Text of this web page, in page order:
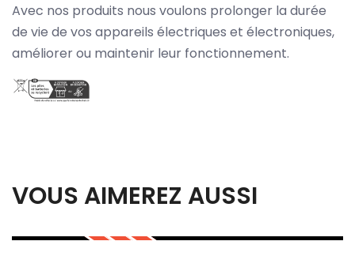
Avec nos produits nous voulons prolonger la durée
de vie de vos appareils électriques et électroniques,
améliorer ou maintenir leur fonctionnement.
VOUS AIMEREZ AUSSI